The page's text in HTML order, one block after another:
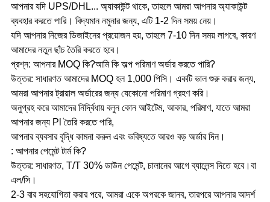
আপনার যদি UPS/DHL... অ্যাকাউন্ট থাকে, তাহলে আমরা আপনার অ্যাকাউন্ট
ব্যবহার করতে পারি। বিদ্যমান নমুনার জন্য, এটি 1-2 দিন সময় নেয়।
যদি আপনার নিজের ডিজাইনের প্রয়োজন হয়, তাহলে 7-10 দিন সময় লাগবে, কারণ
আমাদের নতুন ছাঁচ তৈরি করতে হবে।
প্রশ্ন: আপনার MOQ কি?আমি কি অল্প পরিমাণ অর্ডার করতে পারি?
উত্তর: সাধারণত আমাদের MOQ হল 1,000 পিসি। একটি ভাল শুরু করার জন্য,
আমরা আপনার ট্রায়াল অর্ডারের জন্য যেকোনো পরিমাণ গ্রহণ করি।
অনুগ্রহ করে আমাদের নির্দ্বিধায় বলুন কোন আইটেম, আকার, পরিমাণ, যাতে আমরা
আপনার জন্য Pl তৈরি করতে পারি,
আপনার ব্যবসার বৃদ্ধি কামনা করুন এবং ভবিষ্যতে আরও বড় অর্ডার দিন।
: আপনার পেমেন্ট টার্ম কি?
উত্তর: সাধারণত, T/T 30% ডাউন পেমেন্ট, চালানের আগে ব্যালেন্স দিতে হবে।বা
এল/সি।
2-3 বার সহযোগিতা করার পরে, আমরা একে অপরকে জানব, তারপরে আপনার আদর্শ